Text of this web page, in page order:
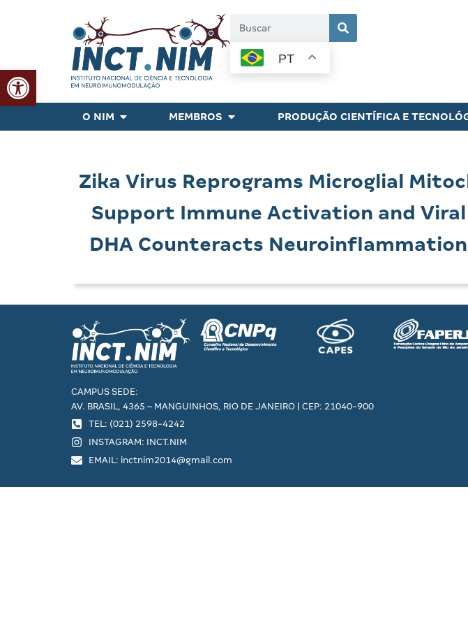
Abrir a barra de ferramentas
PT
O NIM MEMBROS PRODUÇÃO CIENTÍFICA E
Zika Virus Reprograms Microglial
Support Immune Activation and
DHA Counteracts
CAMPUS SEDE:
AV. BRASIL, 4365 – MANGUINHOS, RIO DE JANEIRO | CEP: 21040-900
TEL: (021) 2598-4242
INSTAGRAM: INCT.NIM
EMAIL: inctnim2014@gmail.com